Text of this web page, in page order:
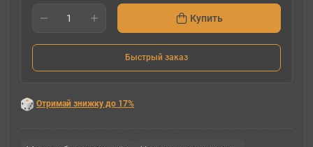
Купить
Быстрый заказ
Отримай знижку до 17%